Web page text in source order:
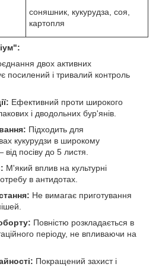
соняшник, кукурудза, соя,
картопля
двох активних
посилений і тривалий контроль
Ефективний проти широкого
і дводольних бур'янів.
Підходить для
кукурудзи в широкому
посіву до 5 листя.
М'який вплив на культурні
в антидотах.
Не вимагає приготування
Повністю розкладається в
періоду, не впливаючи на
Покращений захист і